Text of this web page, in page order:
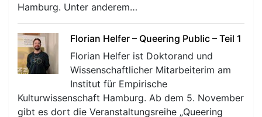
Hamburg. Unter anderem…
Florian Helfer – Queering Public – Teil 1
Florian Helfer ist Doktorand und
Wissenschaftlicher Mitarbeiterim am
Institut für Empirische
Kulturwissenschaft Hamburg. Ab dem 5. November
gibt es dort die Veranstaltungsreihe „Queering